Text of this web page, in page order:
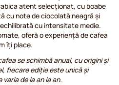
atent selecționat, cu boabe
cu note de ciocolată neagră și
cu intensitate medie.
oferă o experiență de cafea
îți place.
se schimbă anual, cu origini și
fiecare ediție este unică și
de la an la an.